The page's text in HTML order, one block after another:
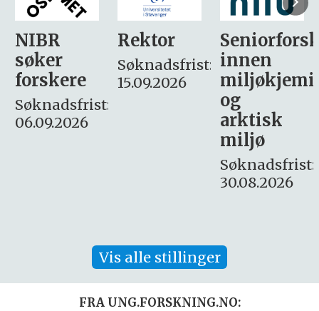
Rektor
Søknadsfrist:
15.09.2026
Seniorforsker
innen
miljøkjemi
søker
– fast
Søknadsfrist:
16. august.
Vis alle stillinger
FRA UNG.FORSKNING.NO: